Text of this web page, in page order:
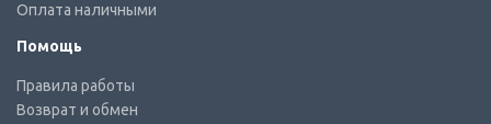
Оплата наличными
Помощь
Правила работы
Возврат и обмен